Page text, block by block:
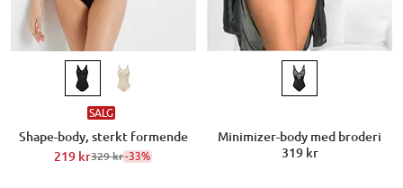
SALG
Shape-body, sterkt formende
219 kr329 kr-33%
Minimizer-body med broderi
319 kr